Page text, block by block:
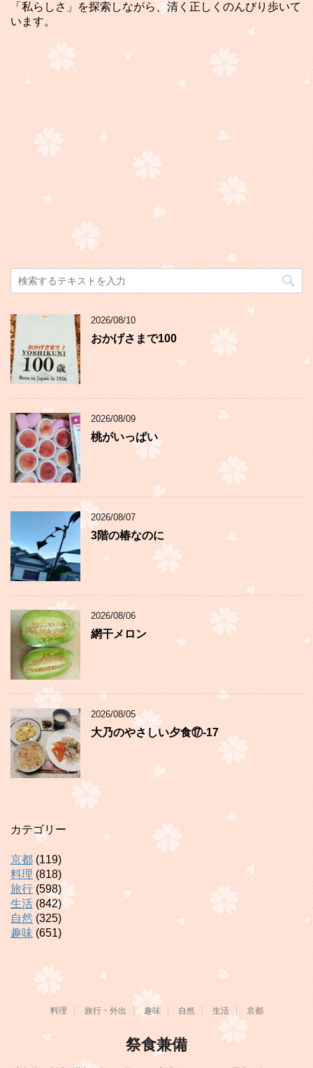
「私らしさ」を探索しながら、清く正しくのんびり歩いて
います。
2026/08/10
おかげさまで100
2026/08/09
桃がいっぱい
2026/08/07
3階の椿なのに
2026/08/06
網干メロン
2026/08/05
大乃のやさしい夕食⑰-17
カテゴリー
京都 (119)
料理 (818)
旅行 (598)
生活 (842)
自然 (325)
趣味 (651)
料理 旅行・外出 趣味 自然 生活 京都
祭食兼備